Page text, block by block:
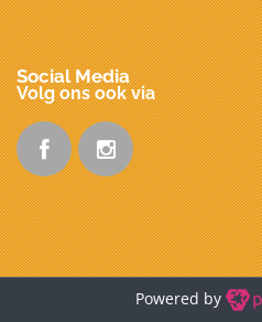
Social Media
Volg ons ook via
Powered by